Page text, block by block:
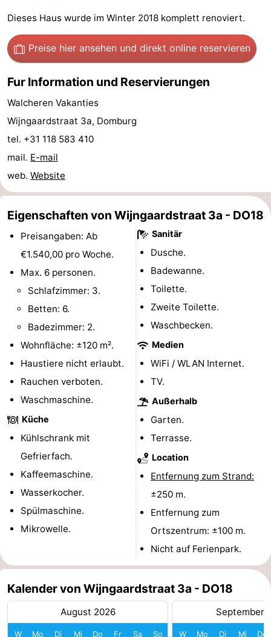
trinken
Ringstechen
Praktisch
Forum
-
Medizin
Adressen
Region
Zeeland
Schouwen-
Duiveland
Renesse
Brouwershaven
-
Bruinisse
-
Zierikzee
-
Natur
Oosterschelde
-
Burgh
Haamstede
Natur
Kop
Walcheren
Oranjezon
Oostkapelle
-
Natur
Dieses Haus wurde im Winter 2018 komplett renoviert.
Preise hier ansehen und direkt online reservieren
Fur Information und Reservierungen
Walcheren Vakanties
Wijngaardstraat 3a, Domburg
tel. +31 118 583 410
mail. E-mail
web. Website
Eigenschaften von Wijngaardstraat 3a - DO18
Preisangaben: Ab
€1.540,00 pro Woche.
Max. 6 personen.
Schlafzimmer: 3.
Betten: 6.
Badezimmer: 2.
Wohnfläche: ±120 m².
Haustiere nicht erlaubt.
Rauchen verboten.
Waschmaschine.
Küche
Kühlschrank mit
Gefrierfach.
Kaffeemaschine.
Wasserkocher.
Spülmaschine.
Mikrowelle.
Sanitär
Dusche.
Badewanne.
Toilette.
Zweite Toilette.
Waschbecken.
Medien
WiFi / WLAN Internet.
TV.
Außerhalb
Garten.
Terrasse.
Location
Entfernung zum Strand:
±250 m.
Entfernung zum
Ortszentrum: ±100 m.
Nicht auf Ferienpark.
Kalender von Wijngaardstraat 3a - DO18
August 2026
W Mo Di Mi Do Fr Sa So
September
W Mo Di Mi Do